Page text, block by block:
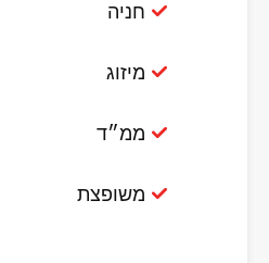
חניה
מיזוג
ממ״ד
משופצת